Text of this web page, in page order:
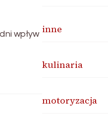
wpływ inne
kulinaria
motoryzacja